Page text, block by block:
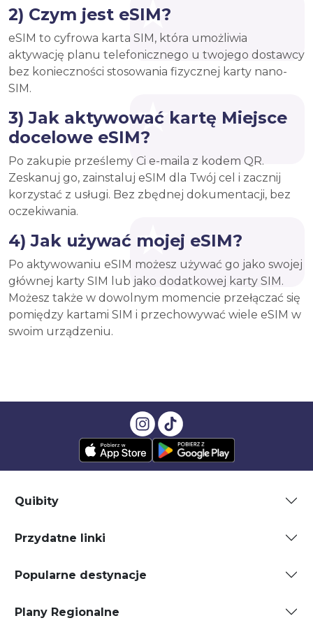
2) Czym jest eSIM?
eSIM to cyfrowa karta SIM, która umożliwia
aktywację planu telefonicznego u twojego dostawcy
bez konieczności stosowania fizycznej karty nano-
SIM.
3) Jak aktywować kartę Miejsce
docelowe eSIM?
Po zakupie prześlemy Ci e-maila z kodem QR.
Zeskanuj go, zainstaluj eSIM dla Twój cel i zacznij
korzystać z usługi. Bez zbędnej dokumentacji, bez
oczekiwania.
4) Jak używać mojej eSIM?
Po aktywowaniu eSIM możesz używać go jako swojej
głównej karty SIM lub jako dodatkowej karty SIM.
Możesz także w dowolnym momencie przełączać się
pomiędzy kartami SIM i przechowywać wiele eSIM w
swoim urządzeniu.
Quibity
Przydatne linki
Popularne destynacje
Plany Regionalne